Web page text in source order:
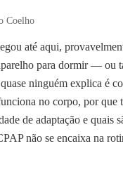
Coelho
até aqui,
para dormir — ou
ninguém explica é
no corpo, por que
de adaptação e quais
não se encaixa na